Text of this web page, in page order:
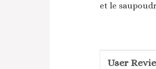
et le
User